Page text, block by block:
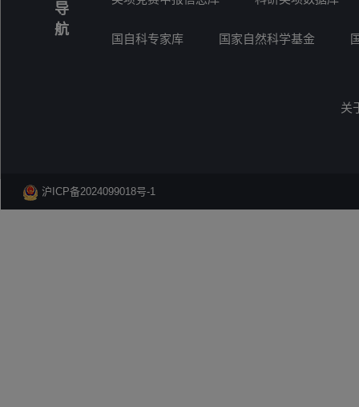
导
航
国自科专家库 国家自然科学基金
关
沪ICP备2024099018号-1